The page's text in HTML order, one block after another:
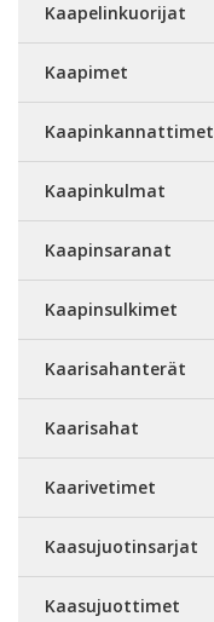
Kaapelinkuorijat
Kaapimet
Kaapinkannattimet
Kaapinkulmat
Kaapinsaranat
Kaapinsulkimet
Kaarisahanterät
Kaarisahat
Kaarivetimet
Kaasujuotinsarjat
Kaasujuottimet